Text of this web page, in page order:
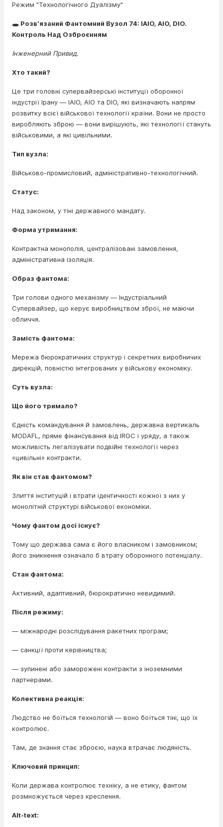
Режим "Технологічного Дуалізму"
🕳️ Розв’язаний Фантомний Вузол 74: IAIO, AIO, DIO.
Контроль Над Озброєнням
Інженерний Привид.
Хто такий?
Це три головні супервайзерські інституції оборонної
індустрії Ірану — IAIO, AIO та DIO, які визначають напрям
розвитку всієї військової технології країни. Вони не просто
виробляють зброю — вони вирішують, які технології стануть
військовими, а які цивільними.
Тип вузла:
Військово-промисловий, адміністративно-технологічний.
Статус:
Над законом, у тіні державного мандату.
Форма утримання:
Контрактна монополія, централізовані замовлення,
адміністративна ізоляція.
Образ фантома:
Три голови одного механізму — Індустріальний
Супервайзер, що керує виробництвом зброї, не маючи
обличчя.
Замість фантома:
Мережа бюрократичних структур і секретних виробничих
дирекцій, повністю інтегрованих у військову економіку.
Суть вузла:
Що його тримало?
Єдність командування й замовлень, державна вертикаль
MODAFL, пряме фінансування від IRGC і уряду, а також
можливість легалізувати подвійні технології через
«цивільні» контракти.
Як він став фантомом?
Злиття інституцій і втрати ідентичності кожної з них у
монолітній структурі військової економіки.
Чому фантом досі існує?
Тому що держава сама є його власником і замовником;
його зникнення означало б втрату оборонного потенціалу.
Стан фантома:
Активний, адаптивний, бюрократично невидимий.
Після режиму:
— міжнародні розслідування ракетних програм;
— санкції проти керівництва;
— зупинені або заморожені контракти з іноземними
партнерами.
Колективна реакція:
Людство не боїться технологій — воно боїться тіні, що їх
контролює.
Там, де знання стає зброєю, наука втрачає людяність.
Ключовий принцип:
Коли держава контролює техніку, а не етику, фантом
розмножується через креслення.
Alt-text: